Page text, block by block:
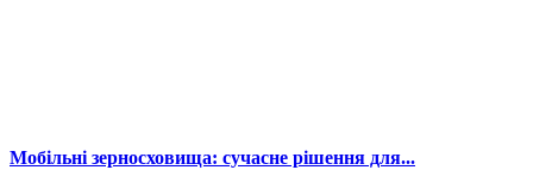
Мобільні зерносховища: сучасне рішення для...